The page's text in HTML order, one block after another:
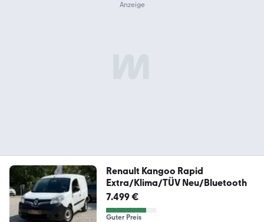
Renault Kangoo Rapid
Extra/Klima/TÜV Neu/Bluetooth
7.499 €
Guter Preis